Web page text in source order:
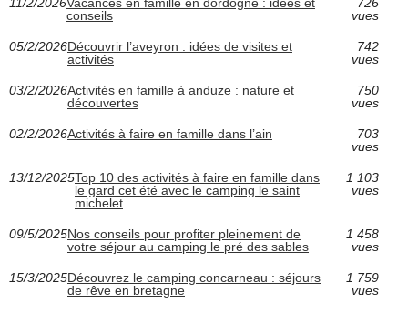
11/2/2026Vacances en famille en dordogne : idées et
conseils
726
vues
05/2/2026Découvrir l’aveyron : idées de visites et
activités
742
vues
03/2/2026Activités en famille à anduze : nature et
découvertes
750
vues
02/2/2026Activités à faire en famille dans l’ain
703
vues
13/12/2025Top 10 des activités à faire en famille dans
le gard cet été avec le camping le saint
michelet
1 103
vues
09/5/2025Nos conseils pour profiter pleinement de
votre séjour au camping le pré des sables
1 458
vues
15/3/2025Découvrez le camping concarneau : séjours
de rêve en bretagne
1 759
vues